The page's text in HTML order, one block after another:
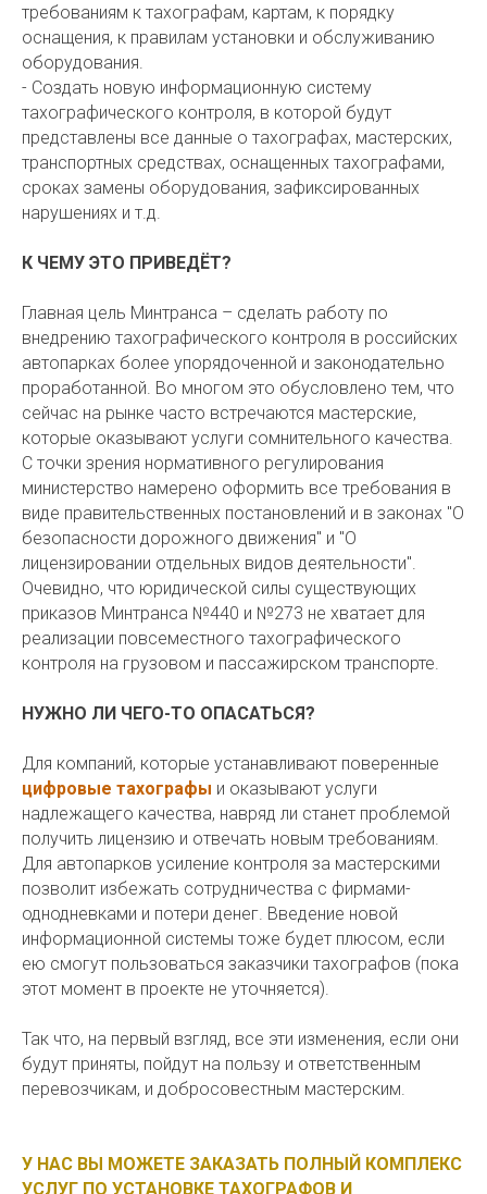
требованиям к тахографам, картам, к порядку
оснащения, к правилам установки и обслуживанию
оборудования.
- Создать новую информационную систему
тахографического контроля, в которой будут
представлены все данные о тахографах, мастерских,
транспортных средствах, оснащенных тахографами,
сроках замены оборудования, зафиксированных
нарушениях и т.д.
К ЧЕМУ ЭТО ПРИВЕДЁТ?
Главная цель Минтранса – сделать работу по
внедрению тахографического контроля в российских
автопарках более упорядоченной и законодательно
проработанной. Во многом это обусловлено тем, что
сейчас на рынке часто встречаются мастерские,
которые оказывают услуги сомнительного качества.
С точки зрения нормативного регулирования
министерство намерено оформить все требования в
виде правительственных постановлений и в законах "О
безопасности дорожного движения" и "О
лицензировании отдельных видов деятельности".
Очевидно, что юридической силы существующих
приказов Минтранса №440 и №273 не хватает для
реализации повсеместного тахографического
контроля на грузовом и пассажирском транспорте.
НУЖНО ЛИ ЧЕГО-ТО ОПАСАТЬСЯ?
Для компаний, которые устанавливают поверенные
цифровые тахографы и оказывают услуги
надлежащего качества, навряд ли станет проблемой
получить лицензию и отвечать новым требованиям.
Для автопарков усиление контроля за мастерскими
позволит избежать сотрудничества с фирмами-
однодневками и потери денег. Введение новой
информационной системы тоже будет плюсом, если
ею смогут пользоваться заказчики тахографов (пока
этот момент в проекте не уточняется).
Так что, на первый взгляд, все эти изменения, если они
будут приняты, пойдут на пользу и ответственным
перевозчикам, и добросовестным мастерским.
У НАС ВЫ МОЖЕТЕ ЗАКАЗАТЬ ПОЛНЫЙ КОМПЛЕКС
УСЛУГ ПО УСТАНОВКЕ ТАХОГРАФОВ И